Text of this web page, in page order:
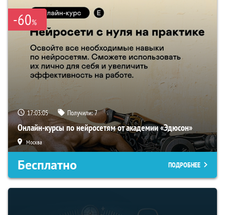
-60%
17:03:05 Получили:7
Онлайн-курсы по нейросетям от академии «Эдюсон»
Москва
Бесплатно ПОДРОБНЕЕ